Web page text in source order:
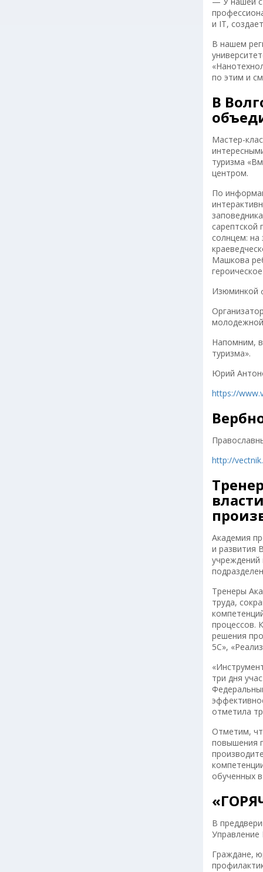
и IT,
В нашем
по этим и
В
Мастер-
туризма
центром.
По
сарептской
солнцем: на
Машкова
Изюминкой
молодежной
Напомним, в
туризма».
Юрий
https://
http://
Академия
и развития
учреждений
Тренеры
труда,
процессов.
решения
5С»,
три дня
отметила
Отметим,
повышения
обученных
В
Управление
Граждане,